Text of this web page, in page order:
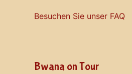
Besuchen Sie unser FAQ
Bwana on Tour